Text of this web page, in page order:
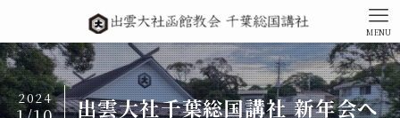
MENU
出雲大社千葉総国講社 新年会へ
2024